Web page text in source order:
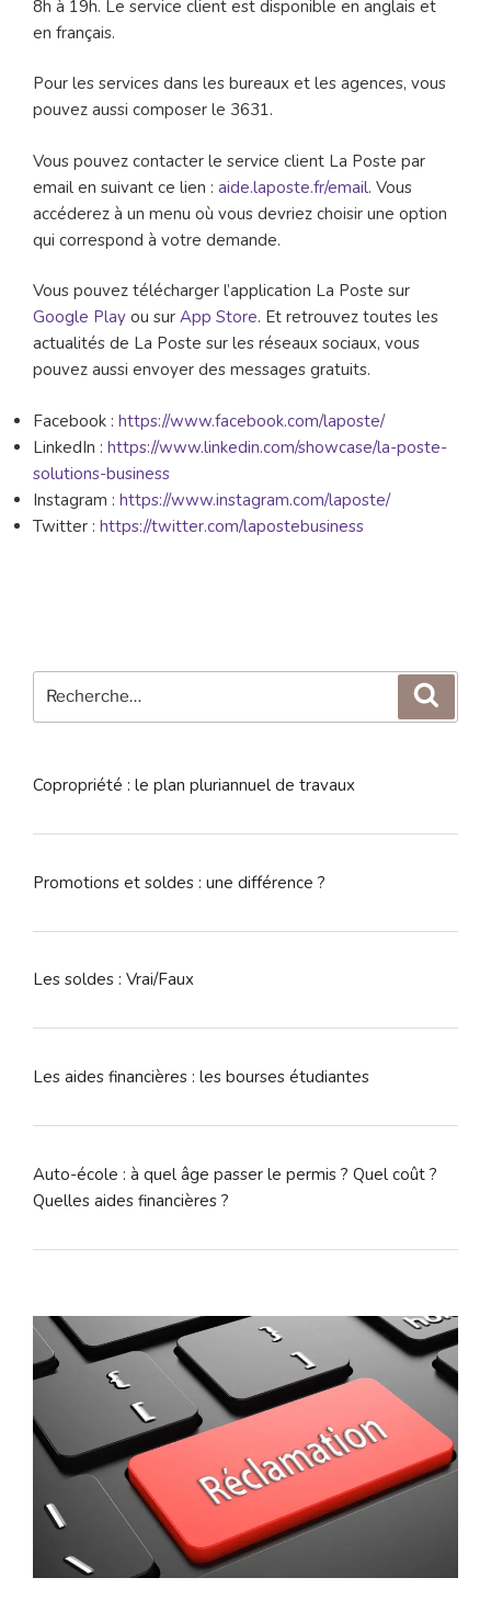
8h à 19h. Le service client est disponible en anglais et
en français.
Pour les services dans les bureaux et les agences, vous
pouvez aussi composer le 3631.
Vous pouvez contacter le service client La Poste par
email en suivant ce lien : aide.laposte.fr/email. Vous
accéderez à un menu où vous devriez choisir une option
qui correspond à votre demande.
Vous pouvez télécharger l’application La Poste sur
Google Play ou sur App Store. Et retrouvez toutes les
actualités de La Poste sur les réseaux sociaux, vous
pouvez aussi envoyer des messages gratuits.
Facebook : https://www.facebook.com/laposte/
LinkedIn : https://www.linkedin.com/showcase/la-poste-
solutions-business
Instagram : https://www.instagram.com/laposte/
Twitter : https://twitter.com/lapostebusiness
pour
Copropriété : le plan pluriannuel de travaux
Promotions et soldes : une différence ?
Les soldes : Vrai/Faux
Les aides financières : les bourses étudiantes
Auto-école : à quel âge passer le permis ? Quel coût ?
Quelles aides financières ?